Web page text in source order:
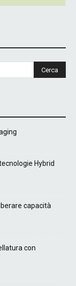
Hybrid
capacità
con